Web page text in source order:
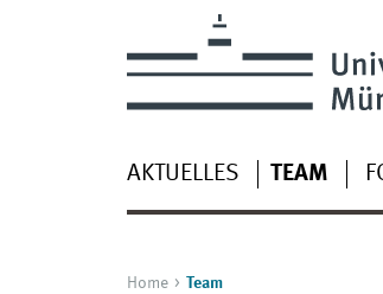
AKTUELLES TEAM
Home Team